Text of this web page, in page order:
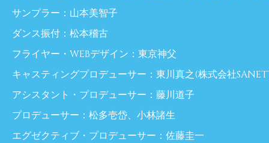
サンプラー：山本美智子
ダンス振付：松本稽古
フライヤー・WEBデザイン：東京神父
キャスティングプロデューサー：東川真之(株式会社
アシスタント・プロデューサー：藤川道子
プロデューサー：松多壱岱、小林諸生
エグゼクティブ・プロデューサー：佐藤圭一